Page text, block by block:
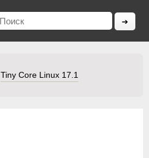
Tiny Core Linux 17.1